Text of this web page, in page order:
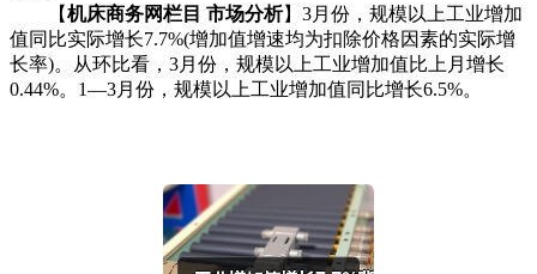
【机床商务网栏目 市场分析】3月份，规模以上工业增加
值同比实际增长7.7%(增加值增速均为扣除价格因素的实际增
长率)。从环比看，3月份，规模以上工业增加值比上月增长
0.44%。1—3月份，规模以上工业增加值同比增长6.5%。